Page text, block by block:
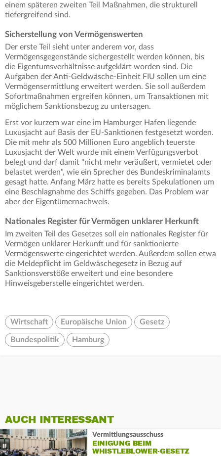
einem späteren zweiten Teil Maßnahmen, die strukturell
tiefergreifend sind.
Sicherstellung von Vermögenswerten
Der erste Teil sieht unter anderem vor, dass
Vermögensgegenstände sichergestellt werden können, bis
die Eigentumsverhältnisse aufgeklärt worden sind. Die
Aufgaben der Anti-Geldwäsche-Einheit FIU sollen um eine
Vermögensermittlung erweitert werden. Sie soll außerdem
Sofortmaßnahmen ergreifen können, um Transaktionen mit
möglichem Sanktionsbezug zu untersagen.
Erst vor kurzem war eine im Hamburger Hafen liegende
Luxusjacht auf Basis der EU-Sanktionen festgesetzt worden.
Die mit mehr als 500 Millionen Euro angeblich teuerste
Luxusjacht der Welt wurde mit einem Verfügungsverbot
belegt und darf damit "nicht mehr veräußert, vermietet oder
belastet werden", wie ein Sprecher des Bundeskriminalamts
gesagt hatte. Anfang März hatte es bereits Spekulationen um
eine Beschlagnahme des Schiffs gegeben. Das Problem war
aber der Eigentümernachweis.
Nationales Register für Vermögen unklarer Herkunft
Im zweiten Teil des Gesetzes soll ein nationales Register für
Vermögen unklarer Herkunft und für sanktionierte
Vermögenswerte eingerichtet werden. Außerdem sollen etwa
die Meldepflicht im Geldwäschegesetz in Bezug auf
Sanktionsverstöße erweitert und eine besondere
Hinweisgeberstelle eingerichtet werden.
Wirtschaft Europäische Union Gesetz
Bundespolitik Hamburg
AUCH INTERESSANT
Vermittlungsausschuss
EINIGUNG BEIM
WHISTLEBLOWER-GESETZ